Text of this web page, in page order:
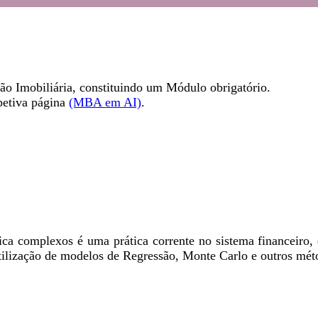
Imobiliária, constituindo um Módulo obrigatório.
página(MBA em AI).
complexos é uma prática corrente no sistema
de modelos de Regressão, Monte Carlo e outros